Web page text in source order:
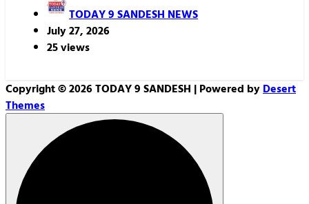
TODAY 9 SANDESH NEWS
July 27, 2026
25 views
Copyright © 2026 TODAY 9 SANDESH | Powered by Desert
Themes